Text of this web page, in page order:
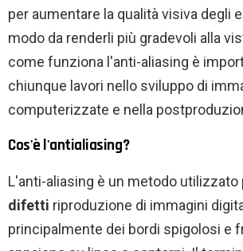
per aumentare la qualità visiva degli
modo da renderli più gradevoli alla
come funziona l'anti-aliasing è
chiunque lavori nello sviluppo di
computerizzate e nella
Cos'è l'antialiasing?
L'anti-aliasing è un metodo utilizzato
difetti riproduzione di immagini
principalmente dei bordi spigolosi e